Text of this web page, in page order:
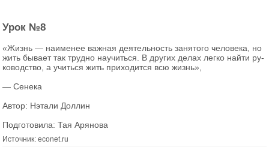
Урок №8
«Жизнь — на­и­ме­нее важ­ная де­я­тель­ность за­ня­то­го че­ло­ве­ка, но
жить бы­ва­ет так труд­но на­учить­ся. В дру­гих делах легко найти ру­
ко­вод­ство, а учить­ся жить при­хо­дит­ся всю жизнь»,
— Се­не­ка
Автор: Нэта­ли Дол­лин
Под­го­то­ви­ла: Тая Аря­но­ва
Источник: econet.ru